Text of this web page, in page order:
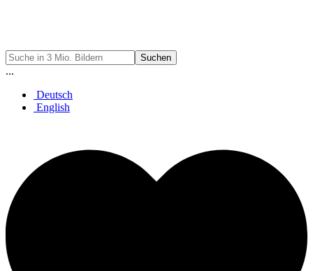
Suchen
...
Deutsch
English